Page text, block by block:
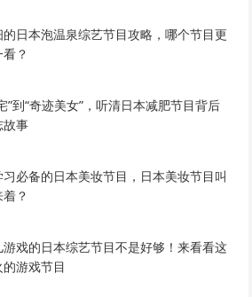
的日本泡温泉综艺节目攻略，哪个节目更
？
”到“奇迹美女”，听清日本减肥节目背后
故事
习必备的日本美妆节目，日本美妆节目叫
？
游戏的日本综艺节目不是好够！来看看这
游戏节目